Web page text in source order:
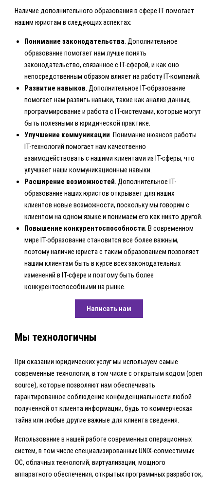
Наличие дополнительного образования в сфере IT помогает
нашим юристам в следующих аспектах:
Понимание законодательства. Дополнительное
образование помогает нам лучше понять
законодательство, связанное с IT-сферой, и как оно
непосредственным образом влияет на работу IT-компаний.
Развитие навыков. Дополнительное IT-образование
помогает нам развить навыки, такие как анализ данных,
программирование и работа с IT-системами, которые могут
быть полезными в юридической практике.
Улучшение коммуникации. Понимание нюансов работы
IT-технологий помогает нам качественно
взаимодействовать с нашими клиентами из IT-сферы, что
улучшает наши коммуникационные навыки.
Расширение возможностей. Дополнительное IT-
образование наших юристов открывает для наших
клиентов новые возможности, поскольку мы говорим с
клиентом на одном языке и понимаем его как никто другой.
Повышение конкурентоспособности. В современном
мире IT-образование становится все более важным,
поэтому наличие юриста с таким образованием позволяет
нашим клиентам быть в курсе всех законодательных
изменений в IT-сфере и поэтому быть более
конкурентоспособными на рынке.
Написать нам
Мы технологичны
При оказании юридических услуг мы используем самые
современные технологии, в том числе с открытым кодом (open
source), которые позволяют нам обеспечивать
гарантированное соблюдение конфиденциальности любой
полученной от клиента информации, будь то коммерческая
тайна или любые другие важные для клиента сведения.
Использование в нашей работе современных операционных
систем, в том числе специализированных UNIX-совместимых
ОС, облачных технологий, виртуализации, мощного
аппаратного обеспечения, открытых программных разработок,